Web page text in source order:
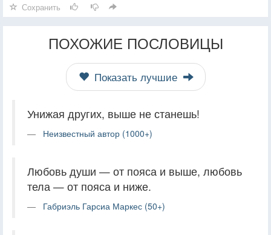
Сохранить
ПОХОЖИЕ ПОСЛОВИЦЫ
Показать лучшие
Унижая других, выше не станешь!
Неизвестный автор (1000+)
Любовь души — от пояса и выше, любовь
тела — от пояса и ниже.
Габриэль Гарсиа Маркес (50+)